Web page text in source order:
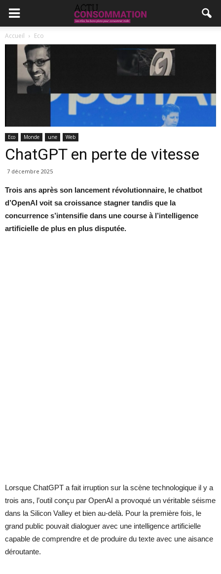
Accueil Eco
Eco Monde une Web
ChatGPT en perte de vitesse
7 décembre 2025
Trois ans après son lancement révolutionnaire, le chatbot
d’OpenAI voit sa croissance stagner tandis que la
concurrence s’intensifie dans une course à l’intelligence
artificielle de plus en plus disputée.
Lorsque ChatGPT a fait irruption sur la scène technologique il y a
trois ans, l’outil conçu par OpenAI a provoqué un véritable séisme
dans la Silicon Valley et bien au-delà. Pour la première fois, le
grand public pouvait dialoguer avec une intelligence artificielle
capable de comprendre et de produire du texte avec une aisance
déroutante.